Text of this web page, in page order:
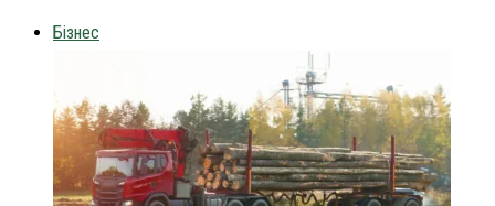
Бізнес